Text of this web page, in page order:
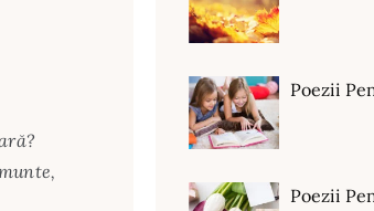
Poezii
Poezii